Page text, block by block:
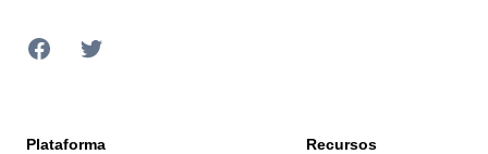
Facebook
Twitter
Plataforma Recursos